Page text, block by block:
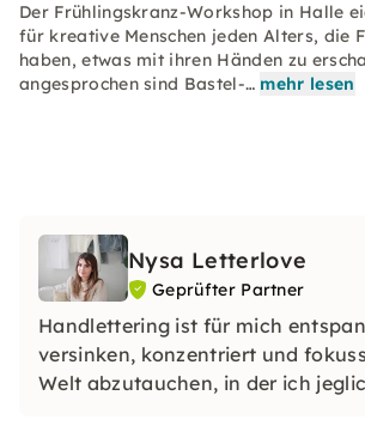
Der Frühlingskranz-Workshop in Halle
für kreative Menschen jeden Alters, die
haben, etwas mit ihren Händen zu
angesprochen sind Bastel-… mehr lesen
Nysa Letterlove
Geprüfter Partner
Handlettering ist für mich
versinken, konzentriert und
Welt abzutauchen, in der ich